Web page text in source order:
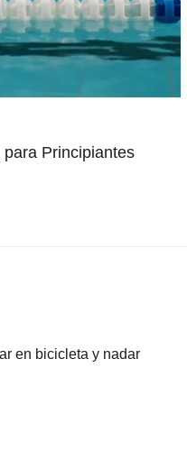
Principiantes
en bicicleta y nadar